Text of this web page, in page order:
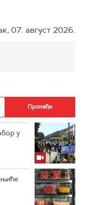
07. август 2026.
у